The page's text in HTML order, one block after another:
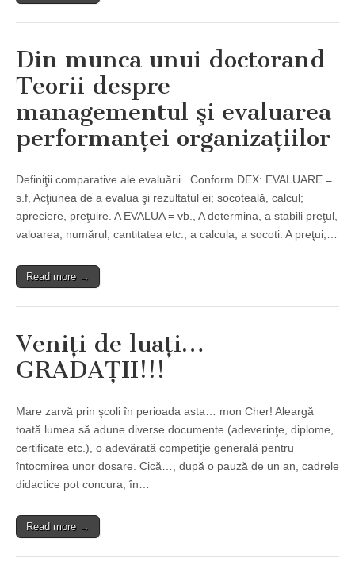
Din munca unui doctorand
Teorii despre
managementul şi evaluarea
performanţei organizaţiilor
Definiţii comparative ale evaluării Conform DEX: EVALUARE =
s.f, Acţiunea de a evalua şi rezultatul ei; socoteală, calcul;
apreciere, preţuire. A EVALUA = vb., A determina, a stabili preţul,
valoarea, numărul, cantitatea etc.; a calcula, a socoti. A preţui,…
Read more →
Veniţi de luaţi…
GRADAŢII!!!
Mare zarvă prin şcoli în perioada asta… mon Cher! Aleargă
toată lumea să adune diverse documente (adeverinţe, diplome,
certificate etc.), o adevărată competiţie generală pentru
întocmirea unor dosare. Cică…, după o pauză de un an, cadrele
didactice pot concura, în…
Read more →